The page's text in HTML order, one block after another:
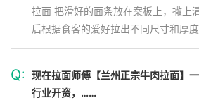
拉面 把滑好的面条放在案板上，撒上
后根据食客的爱好拉出不同尺寸和厚
Q:
现在拉面师傅【兰州正宗牛肉拉面】
行业开资，……